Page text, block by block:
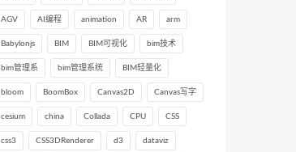
AGV AI编程 animation AR arm
Babylonjs BIM BIM可视化 bim技术
bim管理系 bim管理系统 BIM轻量化
bloom BoomBox Canvas2D Canvas写字
cesium china Collada CPU CSS
css3 CSS3DRenderer d3 dataviz